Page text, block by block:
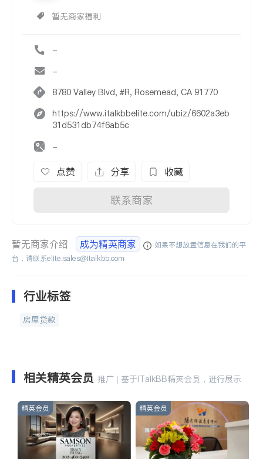
暂无商家福利
-
-
8780 Valley Blvd, #R, Rosemead, CA 91770
https://www.italkbbelite.com/ubiz/6602a3eb
31d531db74f6ab5c
-
点赞 分享 收藏
联系商家
暂无商家介绍 成为精英商家
如果不想放置信息在我们的平
台，请联系elite.sales@italkbb.com
行业标签
房屋贷款
相关精英会员 推广 | 基于iTalkBB精英会员，进行展示
精英会员 精英会员